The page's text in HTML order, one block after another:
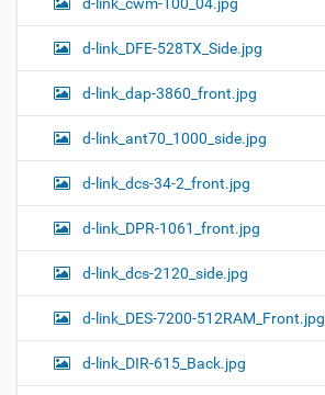
d-link_cwm-100_04.jpg
d-link_DFE-528TX_Side.jpg
d-link_dap-3860_front.jpg
d-link_ant70_1000_side.jpg
d-link_dcs-34-2_front.jpg
d-link_DPR-1061_front.jpg
d-link_dcs-2120_side.jpg
d-link_DES-7200-512RAM_Front.jpg
d-link_DIR-615_Back.jpg